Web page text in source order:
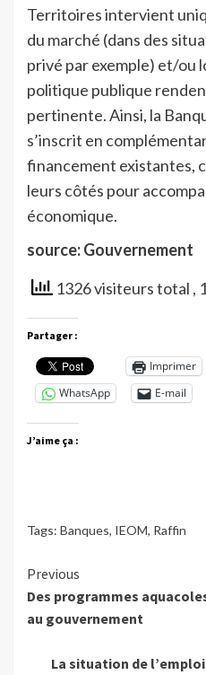
Territoires intervient
du marché (dans des
privé par exemple) et/ou
politique publique
pertinente. Ainsi, la
s’inscrit en
financement existantes,
leurs côtés pour
économique.
source: Gouvernement
1326 visiteurs total ,
Partager :
Imprimer
WhatsApp
E-mail
J’aime ça :
Tags: Banques, IEOM, Raffin
Continue
Reading
Previous
Des programmes
au gouvernement
La situation de